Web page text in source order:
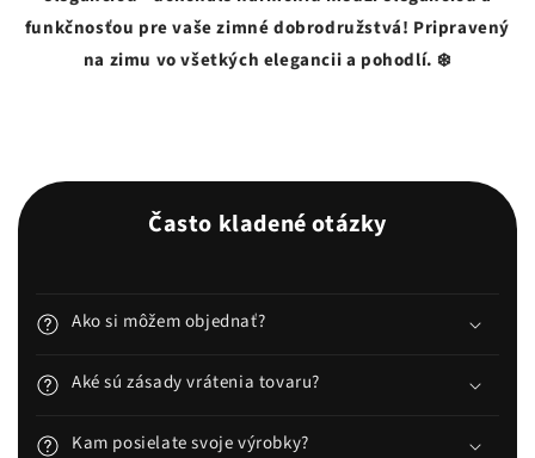
funkčnosťou pre vaše zimné dobrodružstvá! Pripravený
na zimu vo všetkých elegancii a pohodlí. ❄️
Často kladené otázky
Ako si môžem objednať?
Aké sú zásady vrátenia tovaru?
Kam posielate svoje výrobky?